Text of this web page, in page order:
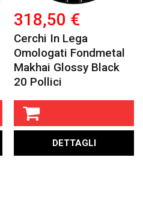
318,50 €
Cerchi In Lega
Omologati Fondmetal
Makhai Glossy Black
20 Pollici
DETTAGLI